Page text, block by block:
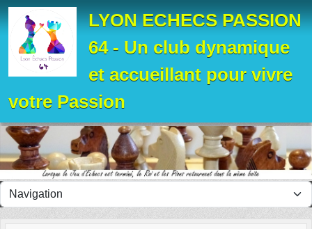
LYON ECHECS PASSION
64 - Un club dynamique
et accueillant pour vivre
votre Passion
Panneau de gestion des cookies